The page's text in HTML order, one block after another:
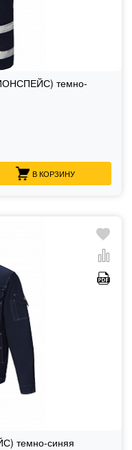
темно-
В КОРЗИНУ
темно-синяя